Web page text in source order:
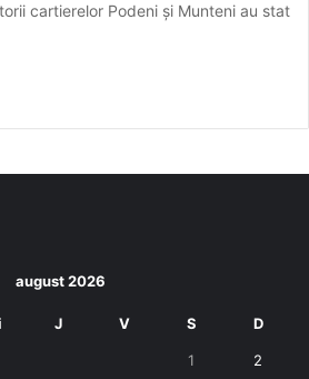
cartierelor Podeni și Munteni au stat
august 2026
J V S D
1 2